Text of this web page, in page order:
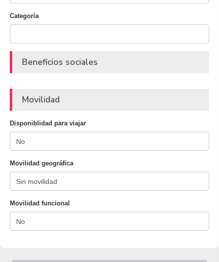
Categoría
Beneficios sociales
Movilidad
Disponiblidad para viajar
Movilidad geográfica
Movilidad funcional